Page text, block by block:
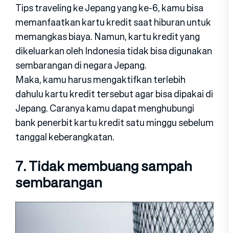
Tips traveling ke Jepang yang ke-6, kamu bisa
memanfaatkan kartu kredit saat hiburan untuk
memangkas biaya. Namun, kartu kredit yang
dikeluarkan oleh Indonesia tidak bisa digunakan
sembarangan di negara Jepang.
Maka, kamu harus mengaktifkan terlebih
dahulu kartu kredit tersebut agar bisa dipakai di
Jepang. Caranya kamu dapat menghubungi
bank penerbit kartu kredit satu minggu sebelum
tanggal keberangkatan.
7. Tidak membuang sampah
sembarangan